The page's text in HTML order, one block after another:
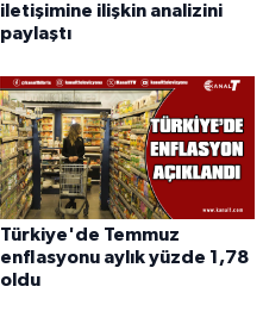
iletişimine ilişkin analizini
paylaştı
Türkiye'de Temmuz
enflasyonu aylık yüzde 1,78
oldu